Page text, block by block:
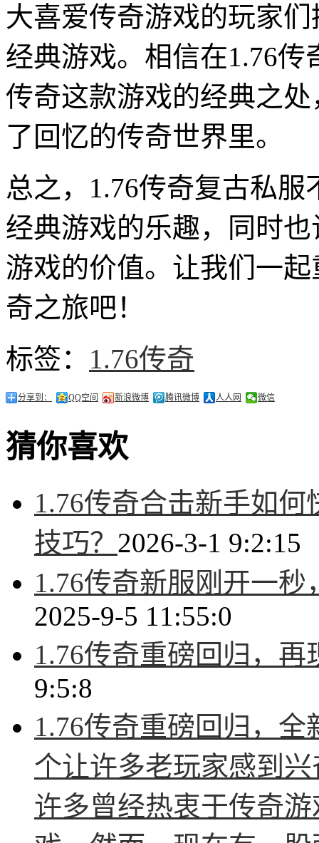
大喜爱传奇游戏的玩家
经典游戏。相信在1.76
传奇这款游戏的经典之
了回忆的传奇世界里。
总之，1.76传奇复古私
经典游戏的乐趣，同时
游戏的价值。让我们一
奇之旅吧！
标签： 1.76传奇
分享到： QQ空间 新浪微博 腾讯微博 人人网 微信
猜你喜欢
1.76传奇合击新手如
技巧？ 2026-3-1 9:2:15
1.76传奇新服刚开一
2025-9-5 11:55:0
1.76传奇重磅回归，
9:5:8
1.76传奇重磅回归，
个让许多老玩家感到
许多曾经热衷于传奇